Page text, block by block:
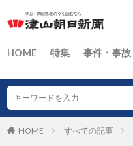
HOME 特集 事件・事故
HOME すべての記事